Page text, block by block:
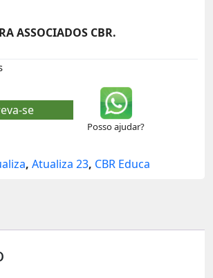
ASSOCIADOS CBR.
se
Posso ajudar?
, Atualiza 23, CBR Educa